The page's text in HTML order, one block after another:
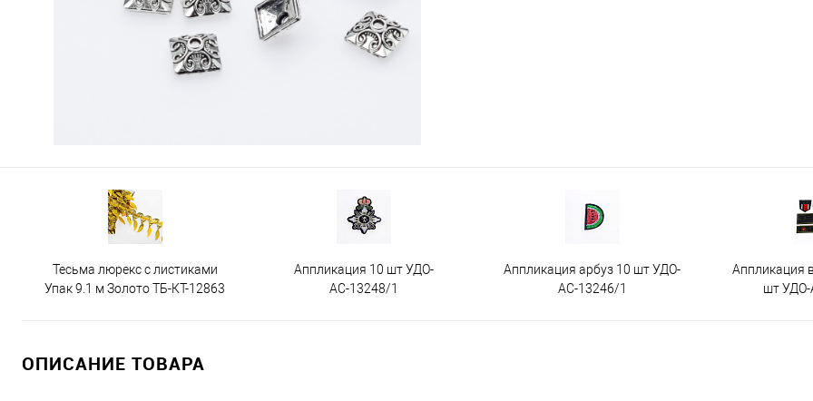
Тесьма люрекс с листиками
Упак 9.1 м Золото ТБ-КТ-12863
Аппликация 10 шт УДО-
АС-13248/1
Аппликация арбуз 10 шт УДО-
АС-13246/1
Аппликация
шт
ОПИСАНИЕ ТОВАРА